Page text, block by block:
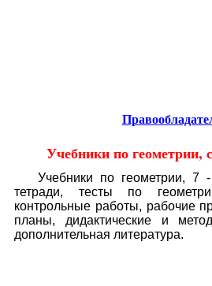
Учебники по геометрии,
Учебники по геометрии, 7
тетради, тесты по
контрольные работы, рабочие
планы, дидактические и
дополнительная литература.